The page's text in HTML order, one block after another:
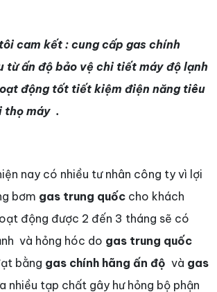
cam kết : cung cấp gas chính
từ ấn độ bảo vệ chi tiết máy độ lạnh
động tốt tiết kiệm điện năng tiêu
thọ máy .
nay có nhiều tư nhân công ty vì lợi
bơm gas trung quốc cho khách
động được 2 đến 3 tháng sẽ có
và hỏng hóc do gas trung quốc
bằng gas chính hãng ấn độ và gas
nhiều tạp chất gây hư hỏng bộ phận